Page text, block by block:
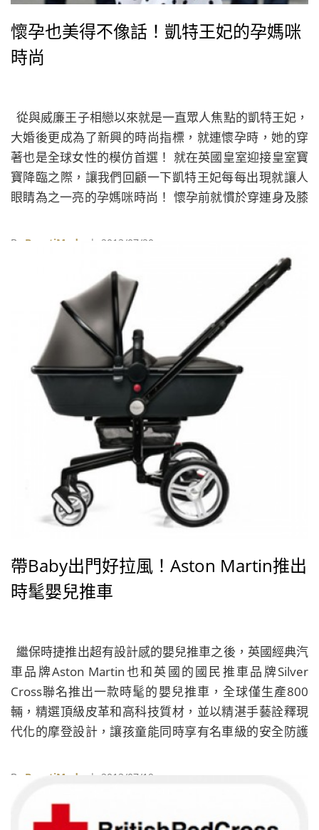
懷孕也美得不像話！凱特王妃的孕媽咪
時尚
從與威廉王子相戀以來就是一直眾人焦點的凱特王妃，
大婚後更成為了新興的時尚指標，就連懷孕時，她的穿
著也是全球女性的模仿首選！ 就在英國皇室迎接皇室寶
寶降臨之際，讓我們回顧一下凱特王妃每每出現就讓人
眼睛為之一亮的孕媽咪時尚！ 懷孕前就慣於穿連身及膝
A字的俐落洋裝總是她的首選，沒有累贅裝飾及誇張顏
色，只有簡單的摺飾或印花，不僅修飾身材，同時也更
加襯托王妃本身難掩的典雅氣質！
By BeautiMode | 2013/07/20
帶Baby出門好拉風！Aston Martin推出
時髦嬰兒推車
繼保時捷推出超有設計感的嬰兒推車之後，英國經典汽
車品牌Aston Martin也和英國的國民推車品牌Silver
Cross聯名推出一款時髦的嬰兒推車，全球僅生產800
輛，精選頂級皮革和高科技質材，並以精湛手藝詮釋現
代化的摩登設計，讓孩童能同時享有名車級的安全防護
By BeautiMode | 2013/07/19